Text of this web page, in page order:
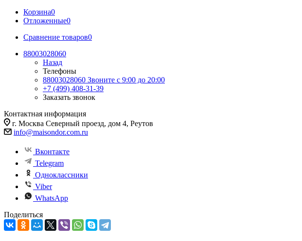
Корзина0
Отложенные0
Сравнение товаров0
88003028060
Назад
Телефоны
88003028060 Звоните с 9:00 до 20:00
+7 (499) 408-31-39
Заказать звонок
Контактная информация
г. Москва Северный проезд, дом 4, Реутов
info@maisondor.com.ru
Вконтакте
Telegram
Одноклассники
Viber
WhatsApp
Поделиться